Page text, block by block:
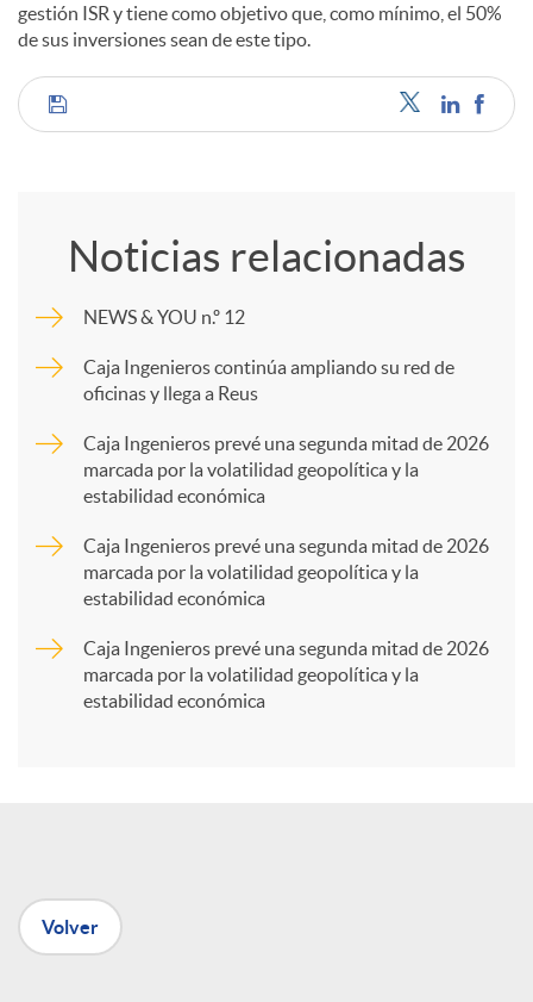
gestión ISR y tiene como objetivo que, como mínimo, el 50%
de sus inversiones sean de este tipo.
C
m
p
a
n
Noticias relacionadas
NEWS & YOU n.º 12
Caja Ingenieros continúa ampliando su red de
oficinas y llega a Reus
Caja Ingenieros prevé una segunda mitad de 2026
marcada por la volatilidad geopolítica y la
estabilidad económica
Caja Ingenieros prevé una segunda mitad de 2026
marcada por la volatilidad geopolítica y la
estabilidad económica
Caja Ingenieros prevé una segunda mitad de 2026
marcada por la volatilidad geopolítica y la
estabilidad económica
Volver